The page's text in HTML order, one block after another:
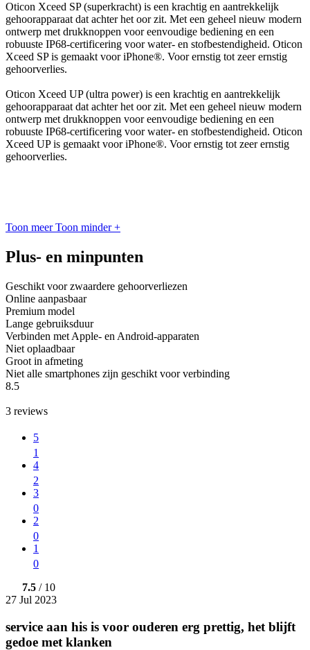
Oticon Xceed SP (superkracht) is een krachtig en aantrekkelijk
gehoorapparaat dat achter het oor zit. Met een geheel nieuw modern
ontwerp met drukknoppen voor eenvoudige bediening en een
robuuste IP68-certificering voor water- en stofbestendigheid. Oticon
Xceed SP is gemaakt voor iPhone®. Voor ernstig tot zeer ernstig
gehoorverlies.
Oticon Xceed UP (ultra power) is een krachtig en aantrekkelijk
gehoorapparaat dat achter het oor zit. Met een geheel nieuw modern
ontwerp met drukknoppen voor eenvoudige bediening en een
robuuste IP68-certificering voor water- en stofbestendigheid. Oticon
Xceed UP is gemaakt voor iPhone®. Voor ernstig tot zeer ernstig
gehoorverlies.
Toon meer Toon minder +
Plus- en minpunten
Geschikt voor zwaardere gehoorverliezen
Online aanpasbaar
Premium model
Lange gebruiksduur
Verbinden met Apple- en Android-apparaten
Niet oplaadbaar
Groot in afmeting
Niet alle smartphones zijn geschikt voor verbinding
8.5
3 reviews
5
1
4
2
3
0
2
0
1
0
7.5 / 10
27 Jul 2023
service aan his is voor ouderen erg prettig, het blijft
gedoe met klanken